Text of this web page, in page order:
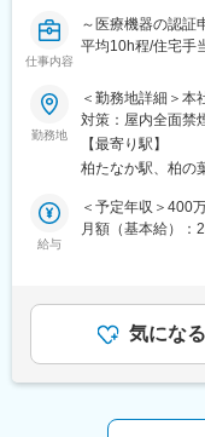
・少人数のため、
■組織構成：
正社員4名、パー
当する社員が1名
■働き方：
残業はほとんど発
1971年3月、個人
人が、千葉県市
製エンピツケース
始。1975年11月
の製造を始める
仕事内容
～医療機器の認証
平均10h程/住宅手
■採用背景：
組織強化に伴う増
■業務内容：
医療機器認証業務
をお任せいたしま
■詳細：
どがあります。仕
品を作るプロセ
指定医療管理機
る調査をします。
勤務地
＜勤務地詳細＞本
対策：屋内全面禁
【最寄り駅】
柏たなか駅、柏の
給与
＜予定年収＞400
月額（基本給）：
考を通じて上下
めた表記です。
気になる